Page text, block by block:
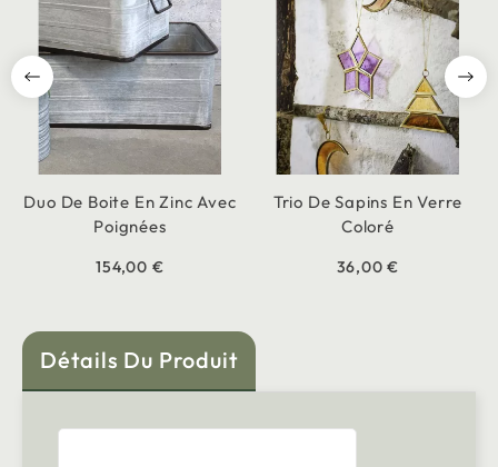
Duo De Boite En Zinc Avec
Poignées
154,00 €
Trio De Sapins En Verre
Coloré
36,00 €
Détails Du Produit